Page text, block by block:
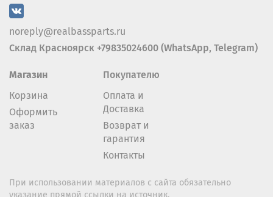
noreply@realbassparts.ru
Склад Красноярск +79835024600 (WhatsApp, Telegram)
Магазин
Корзина
Оформить
заказ
Покупателю
Оплата и
Доставка
Возврат и
гарантия
Контакты
При использовании материалов с сайта обязательно
указание прямой ссылки на источник.